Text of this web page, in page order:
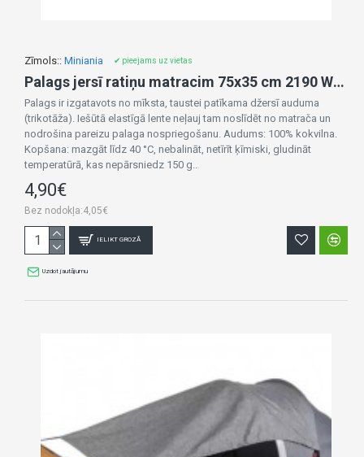
Zīmols:: Miniania ✔ pieejams uz vietas
Palags jersī ratiņu matracim 75x35 cm 2190 WHITE
Palags ir izgatavots no mīksta, taustei patīkama džersī auduma
(trikotāža). Iešūtā elastīgā lente neļauj tam noslīdēt no matrača un
nodrošina pareizu palaga nospriegošanu. Audums: 100% kokvilna.
Kopšana: mazgāt līdz 40 °C, nebalināt, netīrīt ķīmiski, gludināt
temperatūrā, kas nepārsniedz 150 g..
4,90€
Bez nodokļa:4,05€
IELIKT GROZĀ
Uzdot jautājumu